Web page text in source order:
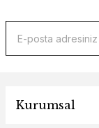
Kurumsal